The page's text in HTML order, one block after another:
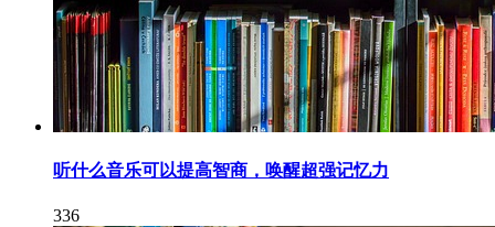
听什么音乐可以提高智商，唤醒超强记忆力
336